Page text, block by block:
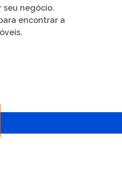
seu negócio.
encontrar a